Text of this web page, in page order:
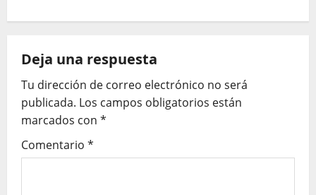
c
i
ó
n
Deja una respuesta
Tu dirección de correo electrónico no será
publicada. Los campos obligatorios están
marcados con *
Comentario *